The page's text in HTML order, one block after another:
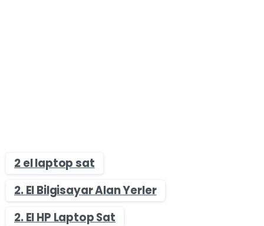
2 el laptop sat
2. El Bilgisayar Alan Yerler
2. El HP Laptop Sat